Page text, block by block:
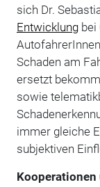
sich Dr.
Entwicklungbei
Schaden am
ersetzt
sowie
immer gleiche
subjektiven
Kooperationen